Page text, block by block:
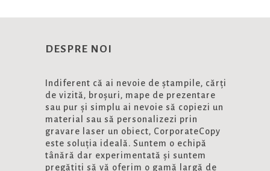
DESPRE NOI
Indiferent că ai nevoie de ștampile, cărți
de vizită, broșuri, mape de prezentare
sau pur și simplu ai nevoie să copiezi un
material sau să personalizezi prin
gravare laser un obiect, CorporateCopy
este soluția ideală. Suntem o echipă
tânără dar experimentată și suntem
pregătiți să vă oferim o gamă largă de